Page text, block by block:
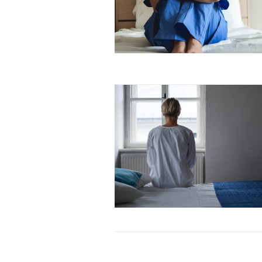
Etiam est nibh, lobortis sit
Praesent euismod ac
Donec quis est ac felis
Orci varius natoque dolor